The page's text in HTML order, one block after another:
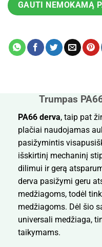
GAUTI NEMOKAMĄ
Trumpas
PA66 derva, taip pat
plačiai naudojamas
pasižymintis
išskirtinį mechaninį
dilimui ir gerą
derva pasižymi geru
medžiagoms, todėl
medžiagoms. Dėl šio
universali medžiaga,
taikymams.